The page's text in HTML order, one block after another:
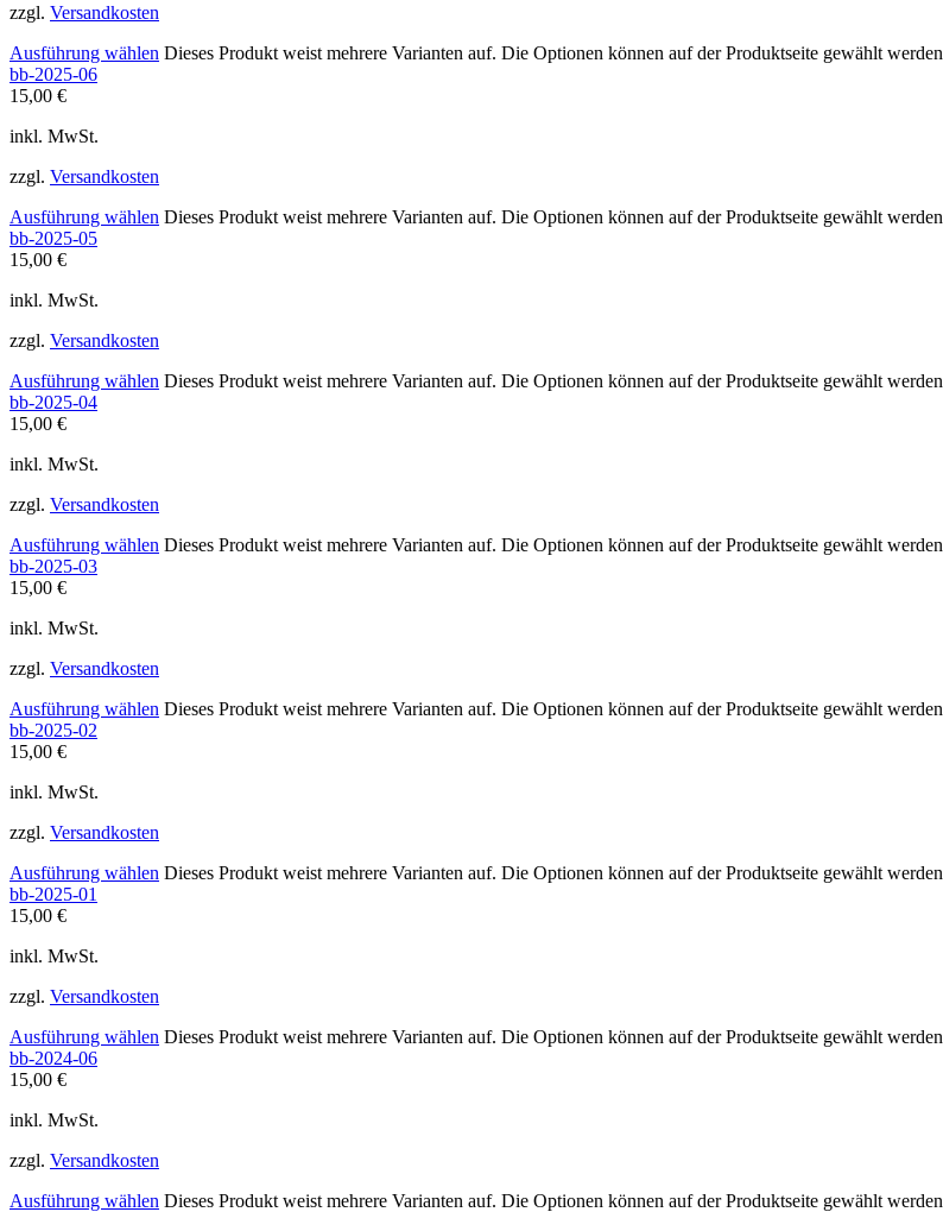
zzgl. Versandkosten
Ausführung wählen Dieses Produkt weist mehrere Varianten auf. Die Optionen können auf der Produktseite gewählt werden
bb-2025-06
15,00 €
inkl. MwSt.
zzgl. Versandkosten
Ausführung wählen Dieses Produkt weist mehrere Varianten auf. Die Optionen können auf der Produktseite gewählt werden
bb-2025-05
15,00 €
inkl. MwSt.
zzgl. Versandkosten
Ausführung wählen Dieses Produkt weist mehrere Varianten auf. Die Optionen können auf der Produktseite gewählt werden
bb-2025-04
15,00 €
inkl. MwSt.
zzgl. Versandkosten
Ausführung wählen Dieses Produkt weist mehrere Varianten auf. Die Optionen können auf der Produktseite gewählt werden
bb-2025-03
15,00 €
inkl. MwSt.
zzgl. Versandkosten
Ausführung wählen Dieses Produkt weist mehrere Varianten auf. Die Optionen können auf der Produktseite gewählt werden
bb-2025-02
15,00 €
inkl. MwSt.
zzgl. Versandkosten
Ausführung wählen Dieses Produkt weist mehrere Varianten auf. Die Optionen können auf der Produktseite gewählt werden
bb-2025-01
15,00 €
inkl. MwSt.
zzgl. Versandkosten
Ausführung wählen Dieses Produkt weist mehrere Varianten auf. Die Optionen können auf der Produktseite gewählt werden
bb-2024-06
15,00 €
inkl. MwSt.
zzgl. Versandkosten
Ausführung wählen Dieses Produkt weist mehrere Varianten auf. Die Optionen können auf der Produktseite gewählt werden